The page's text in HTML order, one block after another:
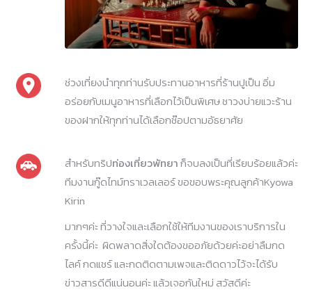
ช่วงเที่ยงนำทุกท่านรับประทานอาหารที่ร้านปูเป็น อิ่ม
อร่อยกับเมนูอาหารที่เลือกไว้เป็นพิเศษ ชาวงบ่ายแวะร้าน
ของฝากให้ทุกท่านได้เลือกช๊อปตามอัธยาศัย
สำหรับทริปท่องเที่ยวพัทยาก็จบลงเป็นที่เรียบร้อยแล้วค่ะ
ทีมงานกู๊ดไทม์ทราเวลเลอร์ ขอขอบพระคุณลูกค้าKyowa
Kirin
มากๆค่ะ ที่วางใจและเลือกใช้ให้ทีมงานของเราบริการใน
ครั้งนี้ค่ะ ผิดพลาดสิ่งใดต้องขออภัยด้วยค่ะอย่าลืมกด
ไลค์ กดแชร์ และกดติดตามเพจและติดดาวไว้จะได้รับ
ข่าวสารดีดีแน่นอนค่ะ แล้วเจอกันใหม่ สวัสดีค่ะ